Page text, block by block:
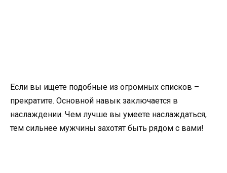
Если вы ищете подобные из огромных списков –
прекратите. Основной навык заключается в
наслаждении. Чем лучше вы умеете наслаждаться,
тем сильнее мужчины захотят быть рядом с вами!